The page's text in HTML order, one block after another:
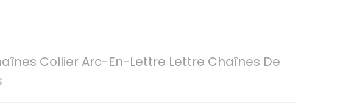
Collier Arc-En-Lettre Lettre Chaînes De